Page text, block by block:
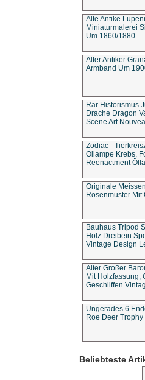
Alte Antike
Miniaturmalerei
Um 1860/1880
Alter Antiker
Armband Um
Rar Historismus
Drache Dragon
Scene Art
Zodiac -
Öllampe Krebs,
Reenactment
Originale
Rosenmuster Mit
Bauhaus Tripod
Holz Dreibein
Vintage Design
Alter Großer
Mit Holzfassung,
Geschliffen
Ungerades 6
Roe Deer Trophy
Beliebteste